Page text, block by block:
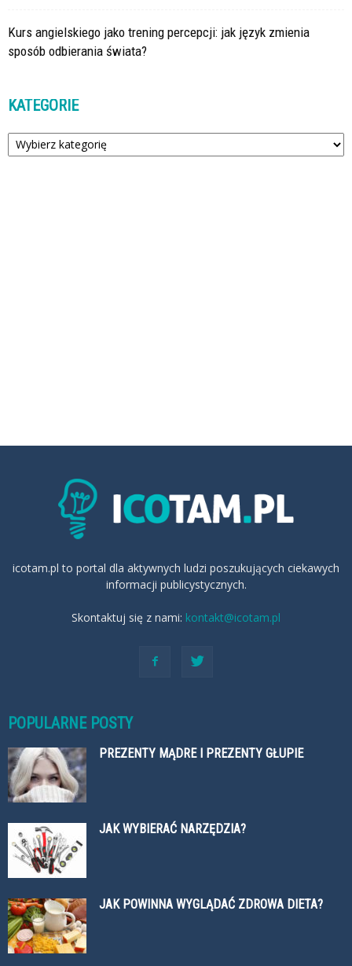
Kurs angielskiego jako trening percepcji: jak język zmienia
sposób odbierania świata?
KATEGORIE
Kategorie
icotam.pl to portal dla aktywnych ludzi poszukujących ciekawych
informacji publicystycznych.
Skontaktuj się z nami: kontakt@icotam.pl
POPULARNE POSTY
PREZENTY MĄDRE I PREZENTY GŁUPIE
JAK WYBIERAĆ NARZĘDZIA?
JAK POWINNA WYGLĄDAĆ ZDROWA DIETA?